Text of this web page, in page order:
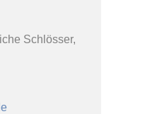
Schlösser,